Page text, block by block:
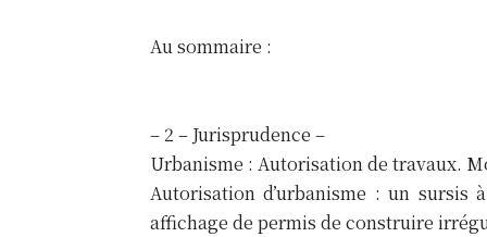
Au sommaire :
– 2 – Jurisprudence –
Urbanisme : Autorisation de travaux.
Autorisation d’urbanisme : un sursis
affichage de permis de construire